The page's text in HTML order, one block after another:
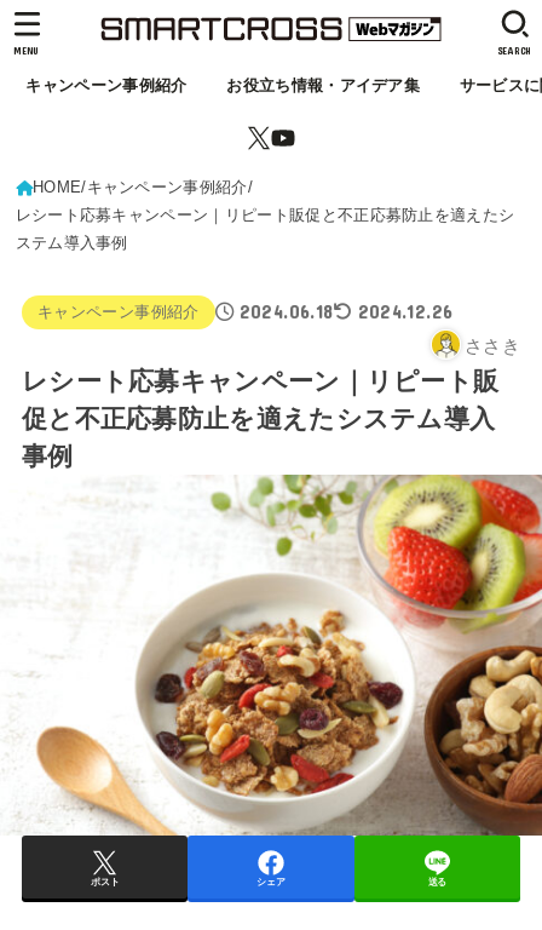
キャンペーン事例紹介 お役立ち情報・アイデア集 サービス
SEARCH
MENU
HOME キャンペーン事例紹介
レシート応募キャンペーン｜リピート販促と不正応募防止を適えたシ
ステム導入事例
キャンペーン事例紹介 2024.06.18 2024.12.26
ささき
レシート応募キャンペーン｜リピート販
促と不正応募防止を適えたシステム導入
事例
ポスト シェア 送る